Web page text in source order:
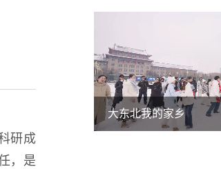
研成
，是
大赛
大东北我的家乡